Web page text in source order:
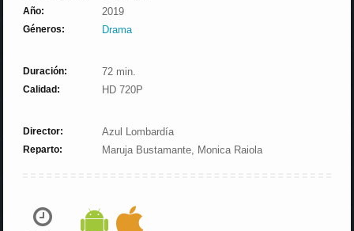
Año: 2019
Géneros: Drama
Duración: 72 min.
Calidad: HD 720P
Director: Azul Lombardía
Reparto: Maruja Bustamante, Monica Raiola